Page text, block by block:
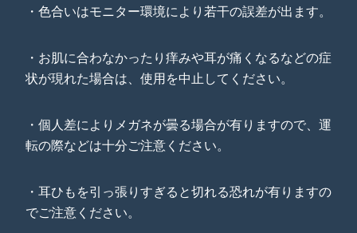
・色合いはモニター環境により若干の誤差が出ます。
・お肌に合わなかったり痒みや耳が痛くなるなどの症
状が現れた場合は、使用を中止してください。
・個人差によりメガネが曇る場合が有りますので、運
転の際などは十分ご注意ください。
・耳ひもを引っ張りすぎると切れる恐れが有りますの
でご注意ください。